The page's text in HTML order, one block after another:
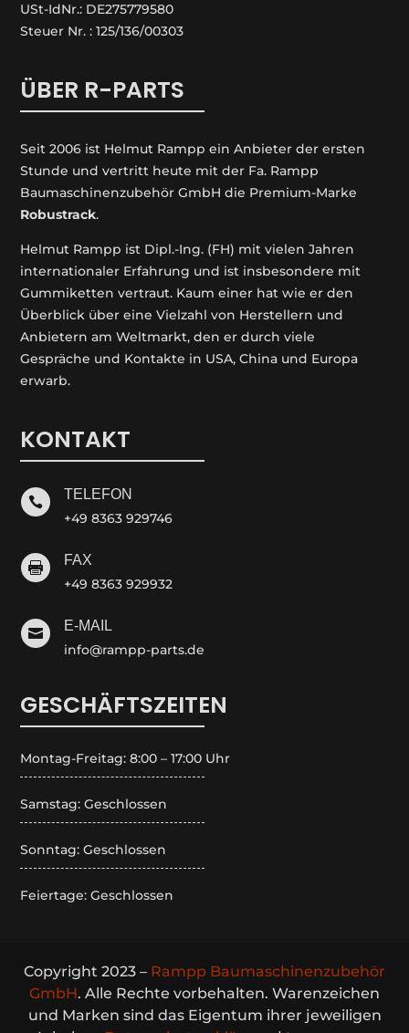
USt-IdNr.: DE275779580
Steuer Nr. : 125/136/00303
ÜBER R-PARTS
Seit 2006 ist Helmut Rampp ein An­bieter der ersten
Stunde und vertritt heute mit der Fa. Rampp
Baumaschinenzubehör GmbH die Premium-Marke
Robustrack.
Helmut Rampp ist Dipl.-Ing. (FH) mit vielen Jahren
internationaler Erfahrung und ist insbesondere mit
Gummiketten vertraut. Kaum einer hat wie er den
Überblick über eine Vielzahl von Herstellern und
Anbietern am Weltmarkt, den er durch viele
Gespräche und Kontakte in USA, China und Europa
erwarb.
KONTAKT
 TELEFON
+49 8363 929746
 FAX
+49 8363 929932
 E-MAIL
info@rampp-parts.de
GESCHÄFTSZEITEN
Montag-Freitag: 8:00 – 17:00 Uhr
Samstag: Geschlossen
Sonntag: Geschlossen
Feiertage: Geschlossen
Copyright 2023 – Rampp Baumaschinenzubehör
GmbH. Alle Rechte vorbehalten. Warenzeichen
und Marken sind das Eigentum ihrer jeweiligen